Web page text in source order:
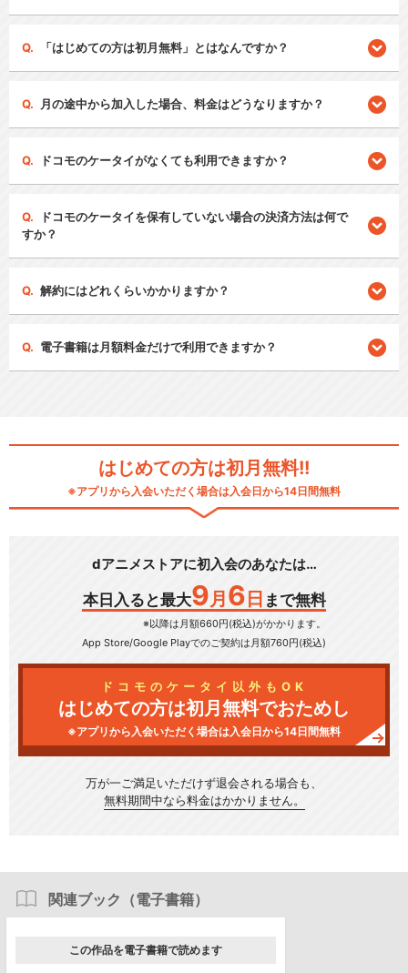
「はじめての方は初月無料」とはなんですか？
月の途中から加入した場合、料金はどうなりますか？
ドコモのケータイがなくても利用できますか？
ドコモのケータイを保有していない場合の決済方法は何で
すか？
解約にはどれくらいかかりますか？
電子書籍は月額料金だけで利用できますか？
はじめての方は初月無料!!
※アプリから入会いただく場合は入会日から14日間無料
dアニメストアに初入会のあなたは…
本日入ると最大9 月 6 日 まで無料
※以降は月額660円(税込)がかかります。
App Store/Google Playでのご契約は月額760円(税込)
ドコモのケータイ以外もOK
はじめての方は初月無料でおためし
※アプリから入会いただく場合は入会日から14日間無料
万が一ご満足いただけず退会される場合も、
無料期間中なら料金はかかりません。
関連ブック（電子書籍）
この作品を電子書籍で読めます